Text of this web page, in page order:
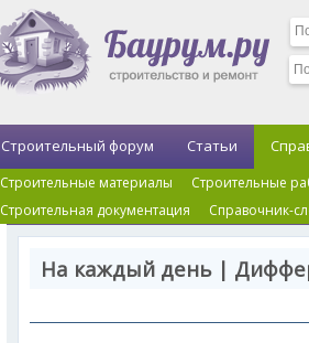
Строительный форум Статьи
Строительные материалы Строительные
Строительная документация
Справочник-
На каждый день |